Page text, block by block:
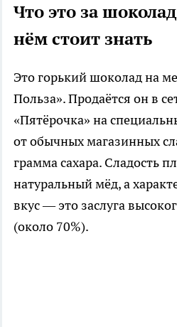
Что это за
нём стоит знать
Это горький шоколад на
Польза». Продаётся он в
«Пятёрочка» на
от обычных магазинных
грамма сахара. Сладость
натуральный мёд, а
вкус — это заслуга
(около 70%).